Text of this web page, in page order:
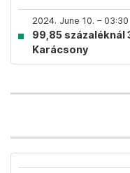
2024. June 10. – 03:30
99,85 százaléknál
Karácsony